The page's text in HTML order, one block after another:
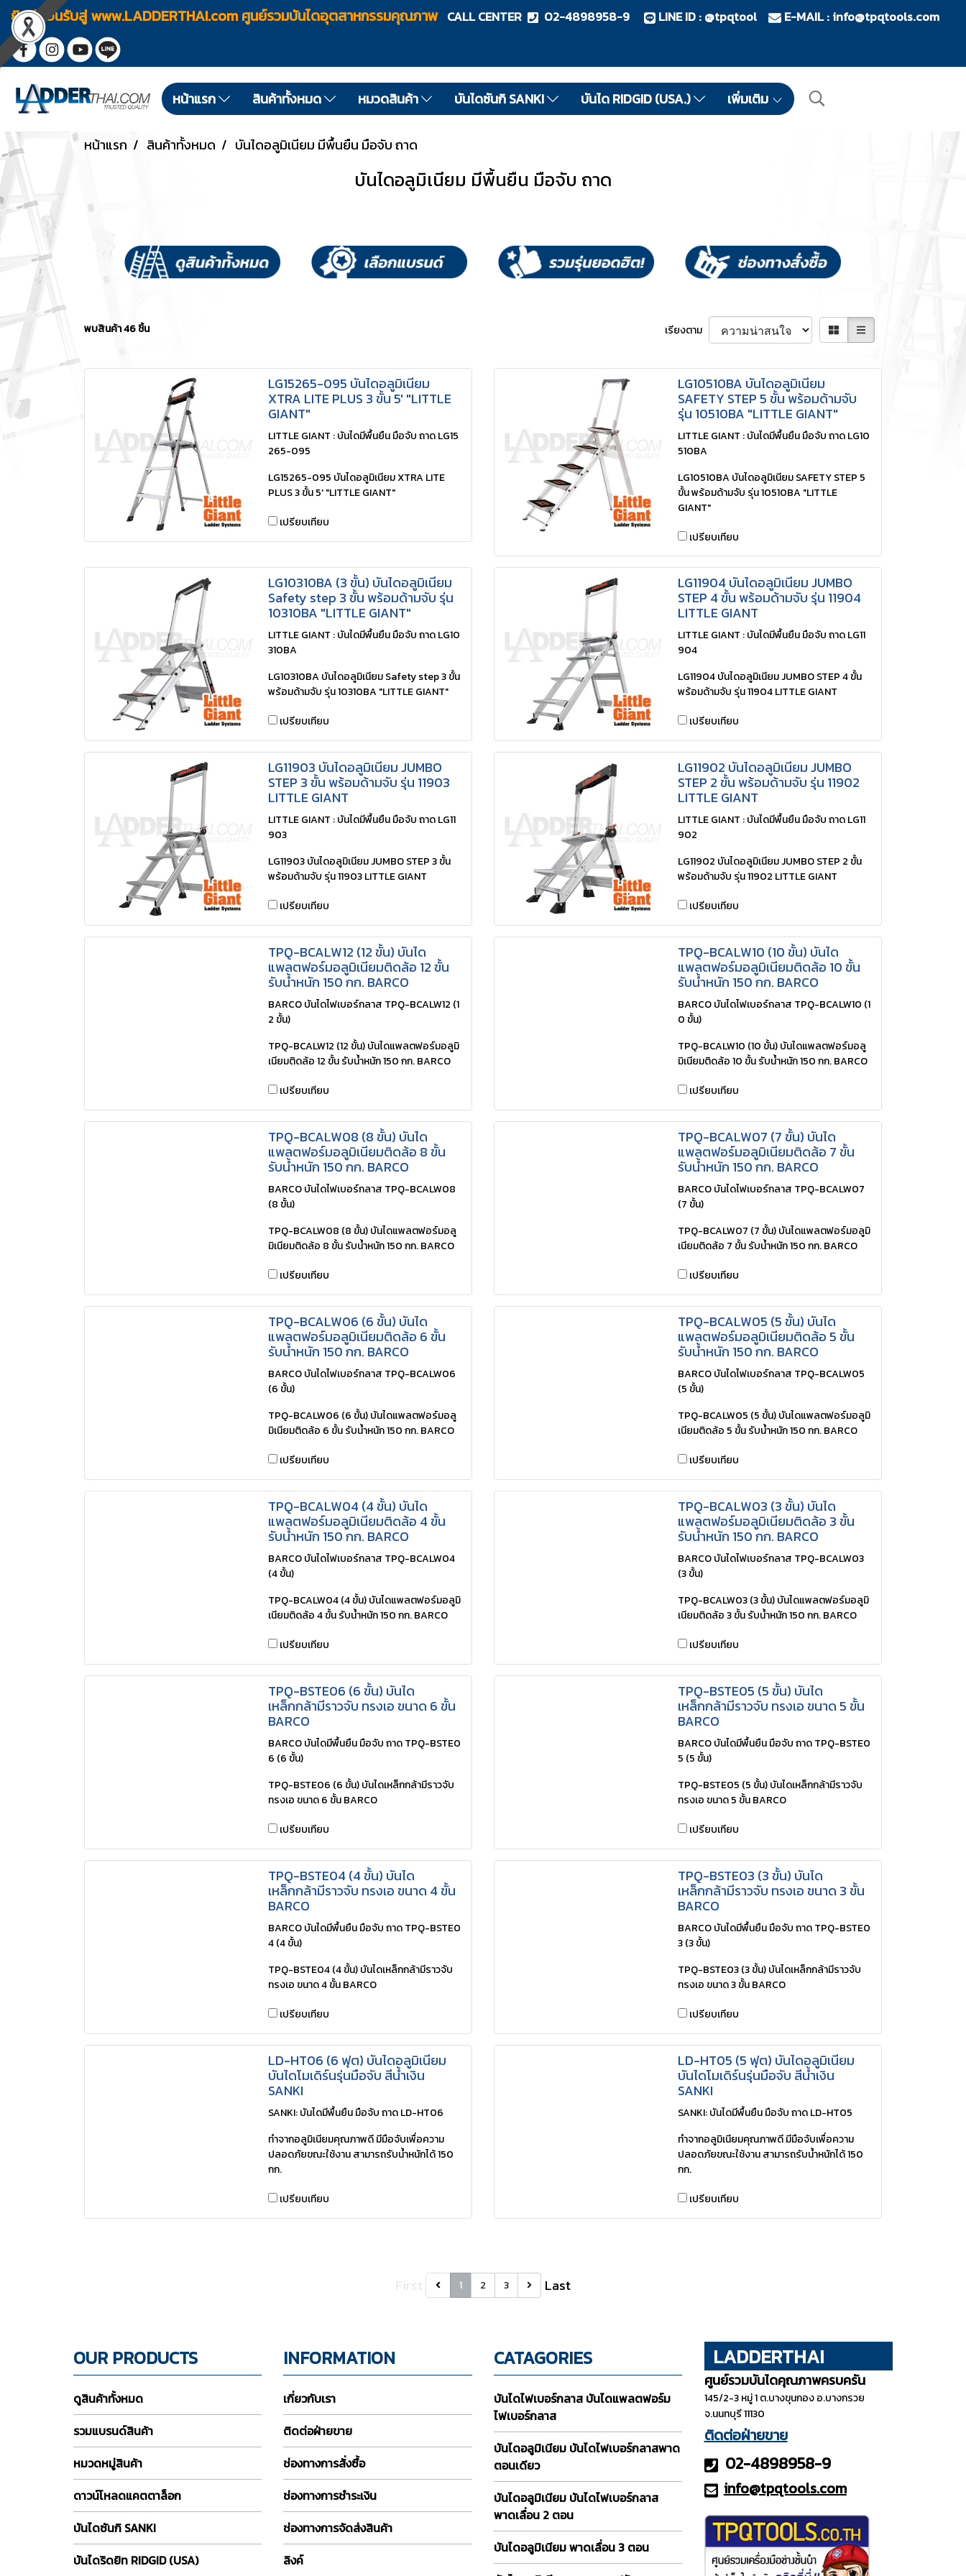
ยินดีต้อนรับสู่ www.LADDERTHAI.com ศูนย์รวมบันไดอุตสาหกรรมคุณภาพ CALL CENTER 02-4898958-9 LINE ID : @tpqtool E-MAIL : info@tpqtools.com
หน้าแรก สินค้าทั้งหมด หมวดสินค้า บันไดซันกิ SANKI บันได RIDGID (USA.) เพิ่มเติม
หน้าแรก สินค้าทั้งหมด บันไดอลูมิเนียม มีพื้นยืน มือจับ ถาด
บันไดอลูมิเนียม มีพื้นยืน มือจับ ถาด
พบสินค้า 46 ชิ้น เรียงตาม
LG15265-095 บันไดอลูมิเนียม
XTRA LITE PLUS 3 ขั้น 5' "LITTLE
GIANT"
LITTLE GIANT : บันไดมีพื้นยืน มือจับ ถาด LG15
265-095
LG15265-095 บันไดอลูมิเนียม XTRA LITE
PLUS 3 ขั้น 5' "LITTLE GIANT"
เปรียบเทียบ
LG10510BA บันไดอลูมิเนียม
SAFETY STEP 5 ขั้น พร้อมด้ามจับ
รุ่น 10510BA "LITTLE GIANT"
LITTLE GIANT : บันไดมีพื้นยืน มือจับ ถาด LG10
510BA
LG10510BA บันไดอลูมิเนียม SAFETY STEP 5
ขั้น พร้อมด้ามจับ รุ่น 10510BA "LITTLE
GIANT"
เปรียบเทียบ
LG10310BA (3 ขั้น) บันไดอลูมิเนียม
Safety step 3 ขั้น พร้อมด้ามจับ รุ่น
10310BA "LITTLE GIANT"
LITTLE GIANT : บันไดมีพื้นยืน มือจับ ถาด LG10
310BA
LG10310BA บันไดอลูมิเนียม Safety step 3 ขั้น
พร้อมด้ามจับ รุ่น 10310BA "LITTLE GIANT"
เปรียบเทียบ
LG11904 บันไดอลูมิเนียม JUMBO
STEP 4 ขั้น พร้อมด้ามจับ รุ่น 11904
LITTLE GIANT
LITTLE GIANT : บันไดมีพื้นยืน มือจับ ถาด LG11
904
LG11904 บันไดอลูมิเนียม JUMBO STEP 4 ขั้น
พร้อมด้ามจับ รุ่น 11904 LITTLE GIANT
เปรียบเทียบ
LG11903 บันไดอลูมิเนียม JUMBO
STEP 3 ขั้น พร้อมด้ามจับ รุ่น 11903
LITTLE GIANT
LITTLE GIANT : บันไดมีพื้นยืน มือจับ ถาด LG11
903
LG11903 บันไดอลูมิเนียม JUMBO STEP 3 ขั้น
พร้อมด้ามจับ รุ่น 11903 LITTLE GIANT
เปรียบเทียบ
LG11902 บันไดอลูมิเนียม JUMBO
STEP 2 ขั้น พร้อมด้ามจับ รุ่น 11902
LITTLE GIANT
LITTLE GIANT : บันไดมีพื้นยืน มือจับ ถาด LG11
902
LG11902 บันไดอลูมิเนียม JUMBO STEP 2 ขั้น
พร้อมด้ามจับ รุ่น 11902 LITTLE GIANT
เปรียบเทียบ
TPQ-BCALW12 (12 ขั้น) บันได
แพลตฟอร์มอลูมิเนียมติดล้อ 12 ขั้น
รับน้ำหนัก 150 กก. BARCO
BARCO บันไดไฟเบอร์กลาส TPQ-BCALW12 (1
2 ขั้น)
TPQ-BCALW12 (12 ขั้น) บันไดแพลตฟอร์มอลูมิ
เนียมติดล้อ 12 ขั้น รับน้ำหนัก 150 กก. BARCO
เปรียบเทียบ
TPQ-BCALW10 (10 ขั้น) บันได
แพลตฟอร์มอลูมิเนียมติดล้อ 10 ขั้น
รับน้ำหนัก 150 กก. BARCO
BARCO บันไดไฟเบอร์กลาส TPQ-BCALW10 (1
0 ขั้น)
TPQ-BCALW10 (10 ขั้น) บันไดแพลตฟอร์มอลู
มิเนียมติดล้อ 10 ขั้น รับน้ำหนัก 150 กก. BARCO
เปรียบเทียบ
TPQ-BCALW08 (8 ขั้น) บันได
แพลตฟอร์มอลูมิเนียมติดล้อ 8 ขั้น
รับน้ำหนัก 150 กก. BARCO
BARCO บันไดไฟเบอร์กลาส TPQ-BCALW08
(8 ขั้น)
TPQ-BCALW08 (8 ขั้น) บันไดแพลตฟอร์มอลู
มิเนียมติดล้อ 8 ขั้น รับน้ำหนัก 150 กก. BARCO
เปรียบเทียบ
TPQ-BCALW07 (7 ขั้น) บันได
แพลตฟอร์มอลูมิเนียมติดล้อ 7 ขั้น
รับน้ำหนัก 150 กก. BARCO
BARCO บันไดไฟเบอร์กลาส TPQ-BCALW07
(7 ขั้น)
TPQ-BCALW07 (7 ขั้น) บันไดแพลตฟอร์มอลูมิ
เนียมติดล้อ 7 ขั้น รับน้ำหนัก 150 กก. BARCO
เปรียบเทียบ
TPQ-BCALW06 (6 ขั้น) บันได
แพลตฟอร์มอลูมิเนียมติดล้อ 6 ขั้น
รับน้ำหนัก 150 กก. BARCO
BARCO บันไดไฟเบอร์กลาส TPQ-BCALW06
(6 ขั้น)
TPQ-BCALW06 (6 ขั้น) บันไดแพลตฟอร์มอลู
มิเนียมติดล้อ 6 ขั้น รับน้ำหนัก 150 กก. BARCO
เปรียบเทียบ
TPQ-BCALW05 (5 ขั้น) บันได
แพลตฟอร์มอลูมิเนียมติดล้อ 5 ขั้น
รับน้ำหนัก 150 กก. BARCO
BARCO บันไดไฟเบอร์กลาส TPQ-BCALW05
(5 ขั้น)
TPQ-BCALW05 (5 ขั้น) บันไดแพลตฟอร์มอลูมิ
เนียมติดล้อ 5 ขั้น รับน้ำหนัก 150 กก. BARCO
เปรียบเทียบ
TPQ-BCALW04 (4 ขั้น) บันได
แพลตฟอร์มอลูมิเนียมติดล้อ 4 ขั้น
รับน้ำหนัก 150 กก. BARCO
BARCO บันไดไฟเบอร์กลาส TPQ-BCALW04
(4 ขั้น)
TPQ-BCALW04 (4 ขั้น) บันไดแพลตฟอร์มอลูมิ
เนียมติดล้อ 4 ขั้น รับน้ำหนัก 150 กก. BARCO
เปรียบเทียบ
TPQ-BCALW03 (3 ขั้น) บันได
แพลตฟอร์มอลูมิเนียมติดล้อ 3 ขั้น
รับน้ำหนัก 150 กก. BARCO
BARCO บันไดไฟเบอร์กลาส TPQ-BCALW03
(3 ขั้น)
TPQ-BCALW03 (3 ขั้น) บันไดแพลตฟอร์มอลูมิ
เนียมติดล้อ 3 ขั้น รับน้ำหนัก 150 กก. BARCO
เปรียบเทียบ
TPQ-BSTE06 (6 ขั้น) บันได
เหล็กกล้ามีราวจับ ทรงเอ ขนาด 6 ขั้น
BARCO
BARCO บันไดมีพื้นยืน มือจับ ถาด TPQ-BSTE0
6 (6 ขั้น)
TPQ-BSTE06 (6 ขั้น) บันไดเหล็กกล้ามีราวจับ
ทรงเอ ขนาด 6 ขั้น BARCO
เปรียบเทียบ
TPQ-BSTE05 (5 ขั้น) บันได
เหล็กกล้ามีราวจับ ทรงเอ ขนาด 5 ขั้น
BARCO
BARCO บันไดมีพื้นยืน มือจับ ถาด TPQ-BSTE0
5 (5 ขั้น)
TPQ-BSTE05 (5 ขั้น) บันไดเหล็กกล้ามีราวจับ
ทรงเอ ขนาด 5 ขั้น BARCO
เปรียบเทียบ
TPQ-BSTE04 (4 ขั้น) บันได
เหล็กกล้ามีราวจับ ทรงเอ ขนาด 4 ขั้น
BARCO
BARCO บันไดมีพื้นยืน มือจับ ถาด TPQ-BSTE0
4 (4 ขั้น)
TPQ-BSTE04 (4 ขั้น) บันไดเหล็กกล้ามีราวจับ
ทรงเอ ขนาด 4 ขั้น BARCO
เปรียบเทียบ
TPQ-BSTE03 (3 ขั้น) บันได
เหล็กกล้ามีราวจับ ทรงเอ ขนาด 3 ขั้น
BARCO
BARCO บันไดมีพื้นยืน มือจับ ถาด TPQ-BSTE0
3 (3 ขั้น)
TPQ-BSTE03 (3 ขั้น) บันไดเหล็กกล้ามีราวจับ
ทรงเอ ขนาด 3 ขั้น BARCO
เปรียบเทียบ
LD-HT06 (6 ฟุต) บันไดอลูมิเนียม
บันไดโมเดิร์นรุ่นมือจับ สีน้ำเงิน
SANKI
SANKI: บันไดมีพื้นยืน มือจับ ถาด LD-HT06
ทำจากอลูมิเนียมคุณภาพดี มีมือจับเพื่อความ
ปลอดภัยขณะใช้งาน สามารถรับน้ำหนักได้ 150
กก.
เปรียบเทียบ
LD-HT05 (5 ฟุต) บันไดอลูมิเนียม
บันไดโมเดิร์นรุ่นมือจับ สีน้ำเงิน
SANKI
SANKI: บันไดมีพื้นยืน มือจับ ถาด LD-HT05
ทำจากอลูมิเนียมคุณภาพดี มีมือจับเพื่อความ
ปลอดภัยขณะใช้งาน สามารถรับน้ำหนักได้ 150
กก.
เปรียบเทียบ
1 2 3 Last
OUR PRODUCTS
ดูสินค้าทั้งหมด
รวมแบรนด์สินค้า
หมวดหมู่สินค้า
ดาวน์โหลดแคตตาล็อก
บันไดซันกิ SANKI
บันไดริดยิท RIDGID (USA)
INFORMATION
เกี่ยวกับเรา
ติดต่อฝ่ายขาย
ช่องทางการสั่งซื้อ
ช่องทางการชำระเงิน
ช่องทางการจัดส่งสินค้า
ลิงค์
CATAGORIES
บันไดไฟเบอร์กลาส บันไดแพลตฟอร์ม
ไฟเบอร์กลาส
บันไดอลูมิเนียม บันไดไฟเบอร์กลาสพาด
ตอนเดียว
บันไดอลูมิเนียม บันไดไฟเบอร์กลาส
พาดเลื่อน 2 ตอน
บันไดอลูมิเนียม พาดเลื่อน 3 ตอน
LADDERTHAI
ศูนย์รวมบันไดคุณภาพครบครัน
145/2-3 หมู่ 1 ต.บางขุนกอง อ.บางกรวย
จ.นนทบุรี 11130
ติดต่อฝ่ายขาย
02-4898958-9
info@tpqtools.com